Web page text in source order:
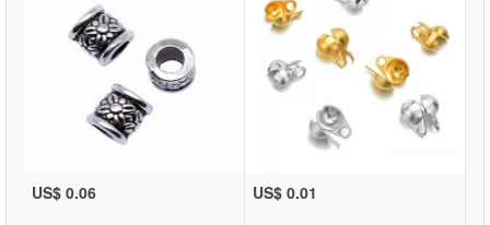
US$ 0.06 US$ 0.01